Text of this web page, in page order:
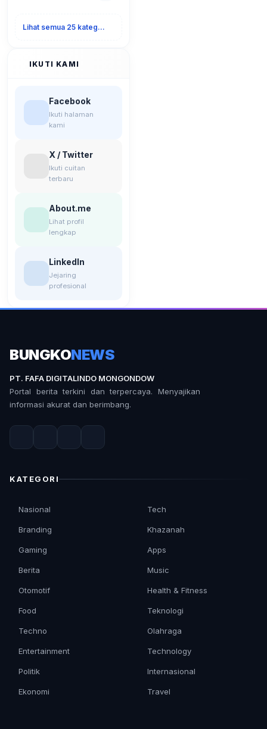
Lihat semua 25 kategori
IKUTI KAMI
Facebook
Ikuti halaman
kami
X / Twitter
Ikuti cuitan
terbaru
About.me
Lihat profil
lengkap
LinkedIn
Jejaring
profesional
BUNGKONEWS
PT. FAFA DIGITALINDO MONGONDOW
Portal berita terkini dan terpercaya. Menyajikan
informasi akurat dan berimbang.
KATEGORI
Nasional
Branding
Gaming
Berita
Otomotif
Tech
Khazanah
Apps
Music
Health & Fitness
Food
Techno
Entertainment
Politik
Ekonomi
Teknologi
Olahraga
Technology
Internasional
Travel